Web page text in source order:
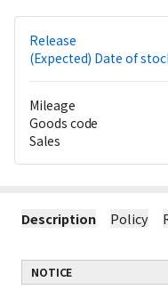
Release
(Expected) Date of
Mileage
Goods code
Sales
Description Policy
NOTICE